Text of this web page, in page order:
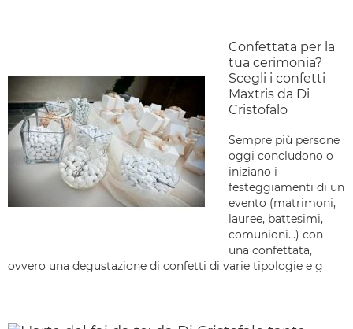
Confettata per la
tua cerimonia?
Scegli i confetti
Maxtris da Di
Cristofalo
Sempre più persone
oggi concludono o
iniziano i
festeggiamenti di un
evento (matrimoni,
lauree, battesimi,
comunioni...) con
una confettata,
ovvero una degustazione di confetti di varie tipologie e g